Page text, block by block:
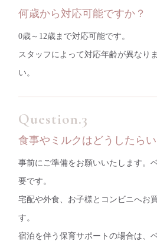
何歳から対応可能ですか？
0歳～12歳まで対応可能です。
スタッフによって対応年齢が異なり
い。
食事やミルクはどうしたら
事前にご準備をお願いいたします。
要です。
宅配や外食、お子様とコンビニへお
す。
宿泊を伴う保育サポートの場合は、